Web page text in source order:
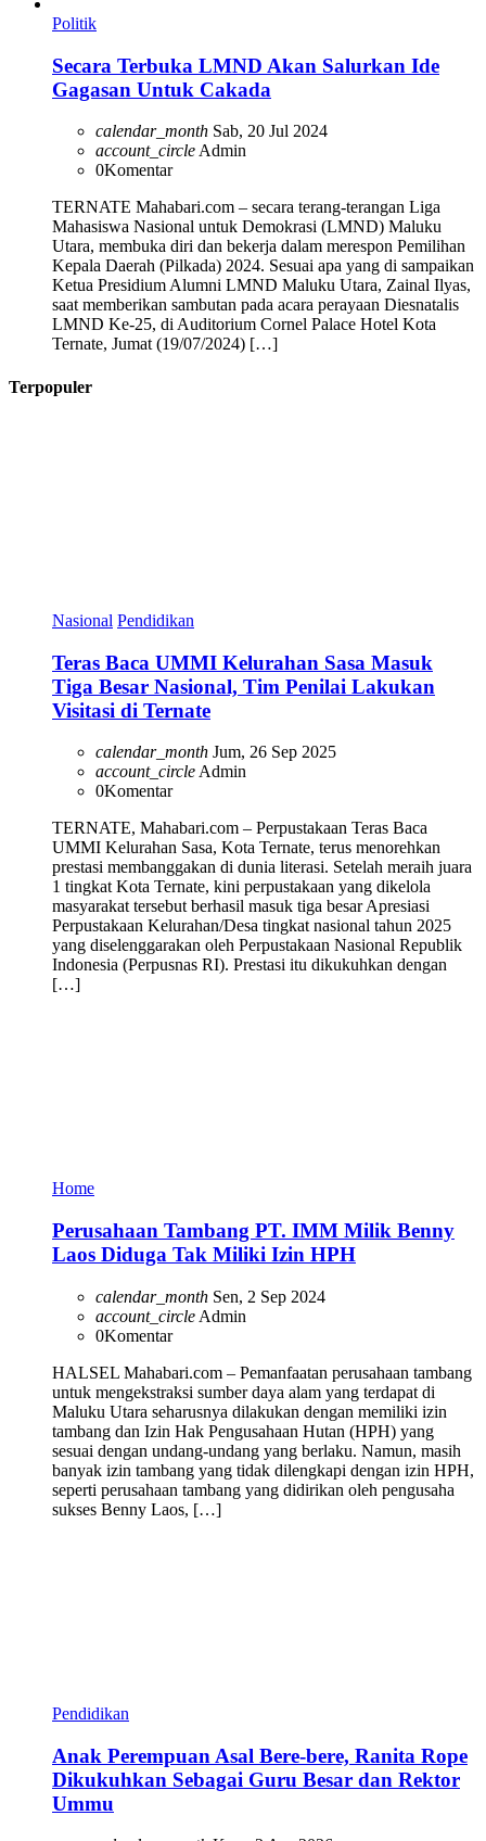
Politik
Secara Terbuka LMND Akan Salurkan Ide
Gagasan Untuk Cakada
calendar_month Sab, 20 Jul 2024
account_circleAdmin
0Komentar
TERNATE Mahabari.com – secara terang-terangan Liga
Mahasiswa Nasional untuk Demokrasi (LMND) Maluku
Utara, membuka diri dan bekerja dalam merespon Pemilihan
Kepala Daerah (Pilkada) 2024. Sesuai apa yang di sampaikan
Ketua Presidium Alumni LMND Maluku Utara, Zainal Ilyas,
saat memberikan sambutan pada acara perayaan Diesnatalis
LMND Ke-25, di Auditorium Cornel Palace Hotel Kota
Ternate, Jumat (19/07/2024) […]
Terpopuler
Nasional Pendidikan
Teras Baca UMMI Kelurahan Sasa Masuk
Tiga Besar Nasional, Tim Penilai Lakukan
Visitasi di Ternate
calendar_month Jum, 26 Sep 2025
account_circleAdmin
0Komentar
TERNATE, Mahabari.com – Perpustakaan Teras Baca
UMMI Kelurahan Sasa, Kota Ternate, terus menorehkan
prestasi membanggakan di dunia literasi. Setelah meraih juara
1 tingkat Kota Ternate, kini perpustakaan yang dikelola
masyarakat tersebut berhasil masuk tiga besar Apresiasi
Perpustakaan Kelurahan/Desa tingkat nasional tahun 2025
yang diselenggarakan oleh Perpustakaan Nasional Republik
Indonesia (Perpusnas RI). Prestasi itu dikukuhkan dengan
[…]
Home
Perusahaan Tambang PT. IMM Milik Benny
Laos Diduga Tak Miliki Izin HPH
calendar_month Sen, 2 Sep 2024
account_circle Admin
0Komentar
HALSEL Mahabari.com – Pemanfaatan perusahaan tambang
untuk mengekstraksi sumber daya alam yang terdapat di
Maluku Utara seharusnya dilakukan dengan memiliki izin
tambang dan Izin Hak Pengusahaan Hutan (HPH) yang
sesuai dengan undang-undang yang berlaku. Namun, masih
banyak izin tambang yang tidak dilengkapi dengan izin HPH,
seperti perusahaan tambang yang didirikan oleh pengusaha
sukses Benny Laos, […]
Pendidikan
Anak Perempuan Asal Bere-bere, Ranita Rope
Dikukuhkan Sebagai Guru Besar dan Rektor
Ummu